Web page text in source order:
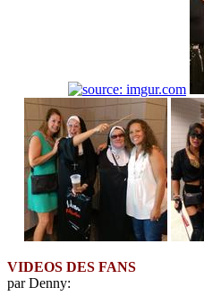
VIDEOS DES FANS
par Denny: